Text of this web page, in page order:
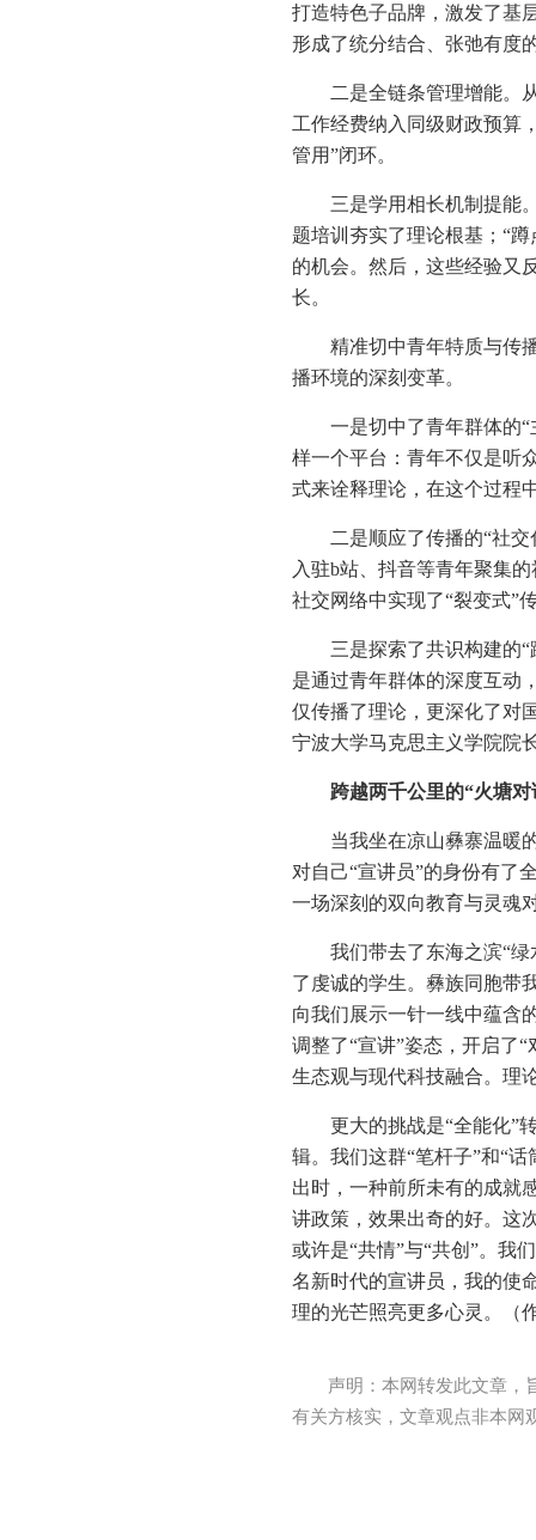
打造特色子品牌，激发了基
形成了统分结合、张弛有度
二是全链条管理增能。
工作经费纳入同级财政预算
管用”闭环。
三是学用相长机制提
题培训夯实了理论根基；“
的机会。然后，这些经验又
长。
精准切中青年特质与传
播环境的深刻变革。
一是切中了青年群体的
样一个平台：青年不仅是听
式来诠释理论，在这个过程
二是顺应了传播的“社
入驻b站、抖音等青年聚集
社交网络中实现了“裂变式”
三是探索了共识构建的
是通过青年群体的深度互动
仅传播了理论，更深化了对
宁波大学马克思主义学院院
跨越两千公里的“火塘对
当我坐在凉山彝寨温暖
对自己“宣讲员”的身份有了
一场深刻的双向教育与灵魂
我们带去了东海之滨“
了虔诚的学生。彝族同胞带
向我们展示一针一线中蕴含
调整了“宣讲”姿态，开启了
生态观与现代科技融合。理
更大的挑战是“全能化”
辑。我们这群“笔杆子”和“
出时，一种前所未有的成就
讲政策，效果出奇的好。这
或许是“共情”与“共创”。我
名新时代的宣讲员，我的使
理的光芒照亮更多心灵。（
声明：本网转发此文章，
有关方核实，文章观点非本网